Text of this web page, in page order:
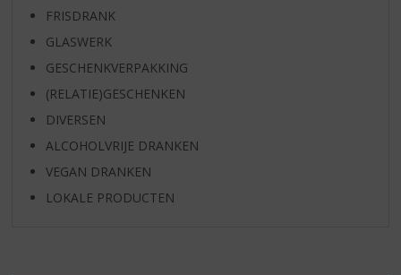
FRISDRANK
GLASWERK
GESCHENKVERPAKKING
(RELATIE)GESCHENKEN
DIVERSEN
ALCOHOLVRIJE DRANKEN
VEGAN DRANKEN
LOKALE PRODUCTEN